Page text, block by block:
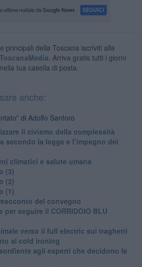
principali della Toscana iscriviti alla
Arriva gratis tutti i giorni
tua casella di posta.
anche:
di Adolfo Santoro
il civismo della complessità
secondo la legge e l’impegno dei
climatici e salute umana
(3)
(2)
(1)
del convegno
per seguire il CORRIDOIO BLU
verso il full electric sui traghetti
al cold ironing
agli esperti che decidono le